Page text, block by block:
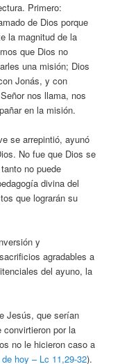
Primero:
de Dios porque
la magnitud de la
que Dios no
una misión; Dios
Jonás, y con
nos llama, nos
en la misión.
se arrepintió, ayunó
No fue que Dios se
no puede
divina del
que lograrán su
y
agradables a
del ayuno, la
Jesús, que serían
por la
no le hicieron caso a
hoy – Lc 11,29-32).